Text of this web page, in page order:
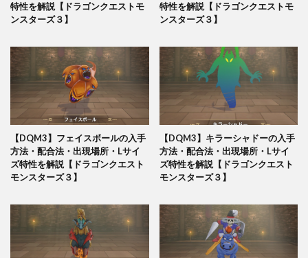
特性を解説【ドラゴンクエストモ
ンスターズ３】
特性を解説【ドラゴンクエストモ
ンスターズ３】
【DQM3】フェイスボールの入手
方法・配合法・出現場所・Lサイ
ズ特性を解説【ドラゴンクエスト
モンスターズ３】
【DQM3】キラーシャドーの入手
方法・配合法・出現場所・Lサイ
ズ特性を解説【ドラゴンクエスト
モンスターズ３】